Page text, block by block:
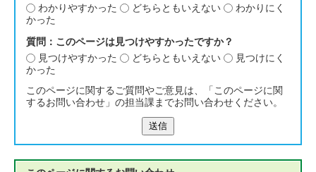
わかりやすかった
どちらともいえない
わかりにく
かった
質問：このページは見つけやすかったですか？
見つけやすかった
どちらともいえない
見つけにく
かった
このページに関するご質問やご意見は、「このページに関
するお問い合わせ」の担当課までお問い合わせください。
送信